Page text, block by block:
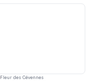
Fleur des Cévennes